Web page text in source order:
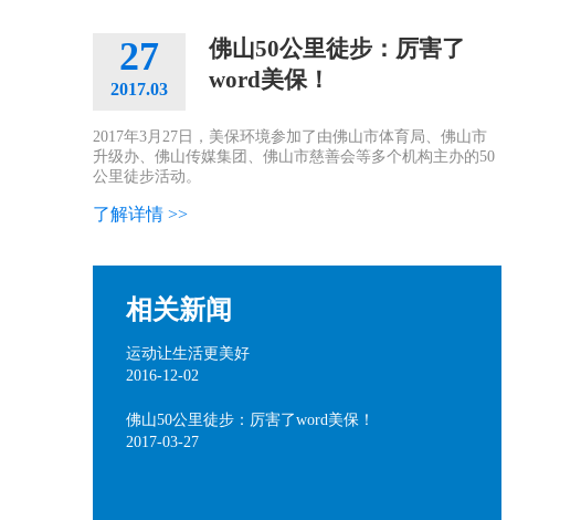
27
2017.03
佛山50公里徒步：厉害了
word美保！
2017年3月27日，美保环境参加了由佛山市体育局、佛山市
升级办、佛山传媒集团、佛山市慈善会等多个机构主办的50
公里徒步活动。
了解详情 >>
相关新闻
运动让生活更美好
2016-12-02
佛山50公里徒步：厉害了word美保！
2017-03-27